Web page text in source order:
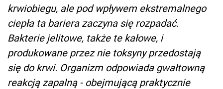
krwiobiegu, ale pod wpływem ekstremalnego
ciepła ta bariera zaczyna się rozpadać.
Bakterie jelitowe, także te kałowe, i
produkowane przez nie toksyny przedostają
się do krwi. Organizm odpowiada gwałtowną
reakcją zapalną - obejmującą praktycznie